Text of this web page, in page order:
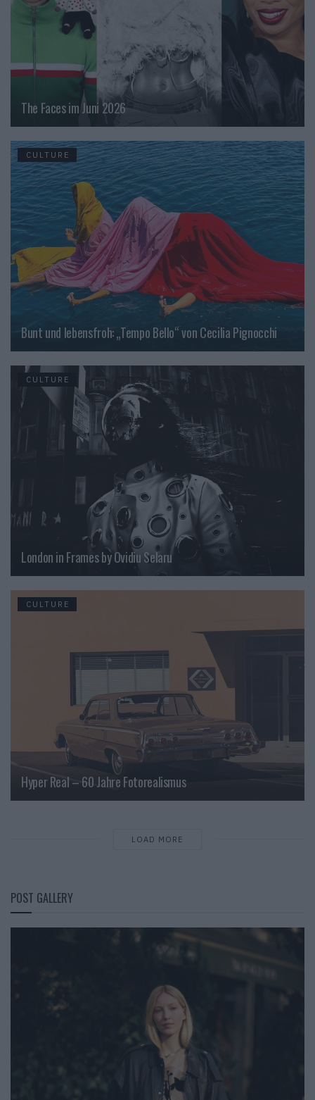
The Faces im Juni 2026
CULTURE
Bunt und lebensfroh: „Tempo Bello“ von Cecilia Pignocchi
CULTURE
London in Frames by Ovidiu Selaru
CULTURE
Hyper Real – 60 Jahre Fotorealismus
LOAD MORE
POST GALLERY